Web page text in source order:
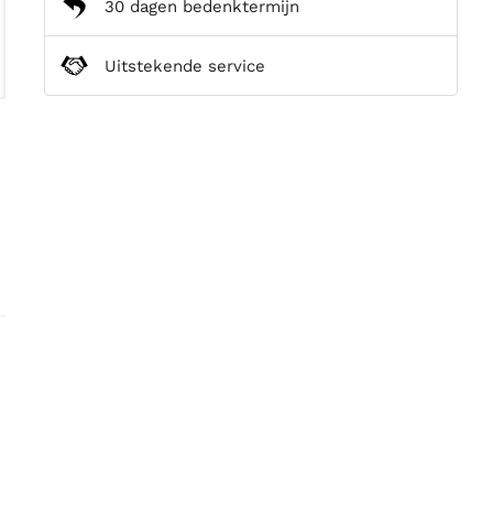
30 dagen bedenktermijn
Uitstekende service